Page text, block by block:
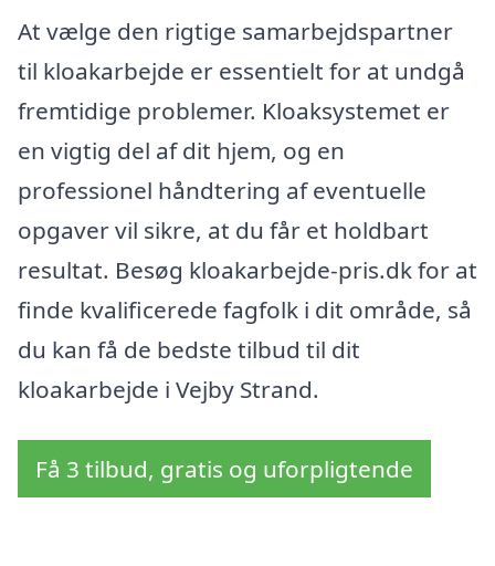
At vælge den rigtige samarbejdspartner
til kloakarbejde er essentielt for at undgå
fremtidige problemer. Kloaksystemet er
en vigtig del af dit hjem, og en
professionel håndtering af eventuelle
opgaver vil sikre, at du får et holdbart
resultat. Besøg kloakarbejde-pris.dk for at
finde kvalificerede fagfolk i dit område, så
du kan få de bedste tilbud til dit
kloakarbejde i Vejby Strand.
Få 3 tilbud, gratis og uforpligtende